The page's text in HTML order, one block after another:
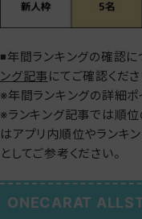
◾️年間ランキングの確認に
ング記事にてご確認くださ
※年間ランキングの詳細ポ
※ランキング記事では順
はアプリ内順位やランキ
としてご参考ください。
ONECARAT